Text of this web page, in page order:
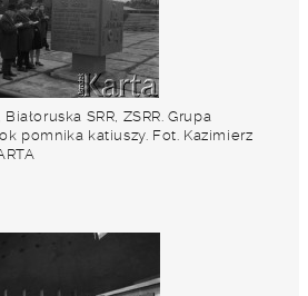
SRR, ZSRR. Grupa
pomnika katiuszy. Fot. Kazimierz